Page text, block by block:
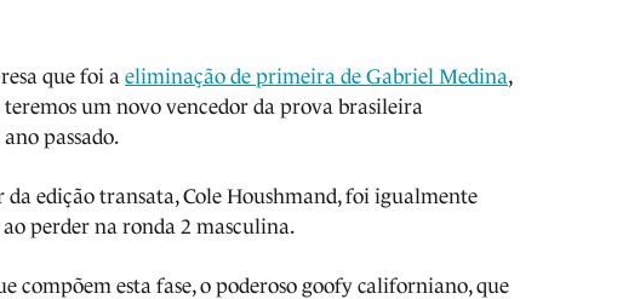
que foi aeliminação de primeira de Gabriel Medina,
um novo vencedor da prova brasileira
passado.
da edição transata, Cole Houshmand, foi igualmente
perder na ronda 2 masculina.
compõem esta fase, o poderoso goofy californiano, que